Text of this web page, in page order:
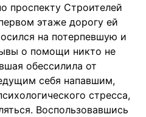
проспекту Строителей
этаже дорогу ей
на потерпевшую и
о помощи никто не
обессилила от
себя напавшим,
стресса,
Воспользовавшись